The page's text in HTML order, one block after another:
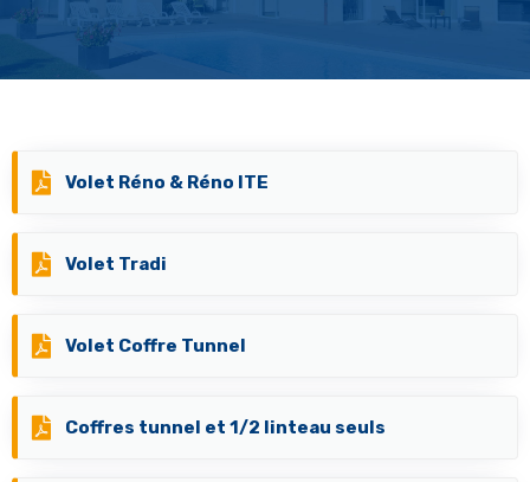
Volet Réno & Réno ITE
Volet Tradi
Volet Coffre Tunnel
Coffres tunnel et 1/2 linteau seuls